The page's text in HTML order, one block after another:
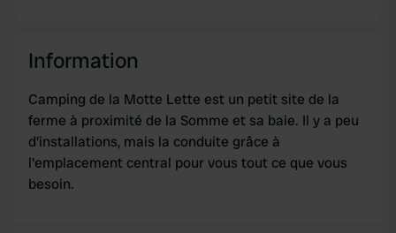
Information
Camping de la Motte Lette est un petit site de la
ferme à proximité de la Somme et sa baie. Il y a peu
d'installations, mais la conduite grâce à
l'emplacement central pour vous tout ce que vous
besoin.